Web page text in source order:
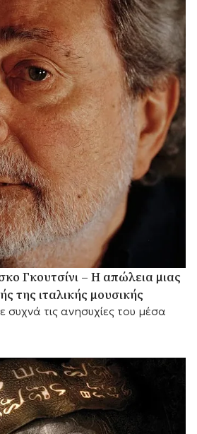
Γκουτσίνι – Η απώλεια μιας
της ιταλικής μουσικής
συχνά τις ανησυχίες του μέσα